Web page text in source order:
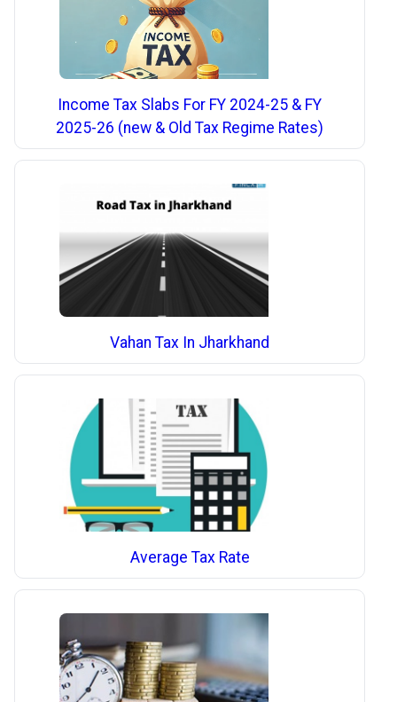
Income Tax Slabs For FY 2024-25 & FY
2025-26 (new & Old Tax Regime Rates)
Vahan Tax In Jharkhand
Average Tax Rate